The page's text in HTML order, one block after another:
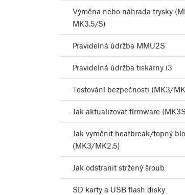
Výměna nebo náhrada trysky
MK3.5/S)
Pravidelná údržba MMU2S
Pravidelná údržba tiskárny i3
Testování bezpečnosti (MK3/
Jak aktualizovat firmware
Jak vyměnit heatbreak/topný
(MK3/MK2.5)
Jak odstranit stržený šroub
SD karty a USB flash disky